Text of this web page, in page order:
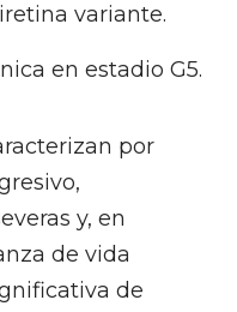
variante.
en estadio G5.
por
y, en
de vida
de